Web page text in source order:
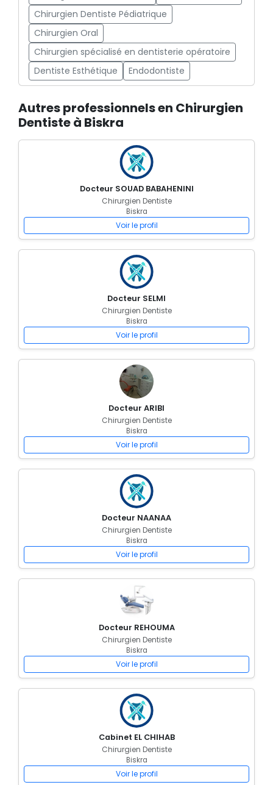
Chirurgien Dentiste Pédiatrique
Chirurgien Oral
Chirurgien spécialisé en dentisterie opératoire
Dentiste Esthétique
Endodontiste
Autres professionnels en Chirurgien
Dentiste à Biskra
Docteur SOUAD BABAHENINI
Chirurgien Dentiste
Biskra
Voir le profil
Docteur SELMI
Chirurgien Dentiste
Biskra
Voir le profil
Docteur ARIBI
Chirurgien Dentiste
Biskra
Voir le profil
Docteur NAANAA
Chirurgien Dentiste
Biskra
Voir le profil
Docteur REHOUMA
Chirurgien Dentiste
Biskra
Voir le profil
Cabinet EL CHIHAB
Chirurgien Dentiste
Biskra
Voir le profil